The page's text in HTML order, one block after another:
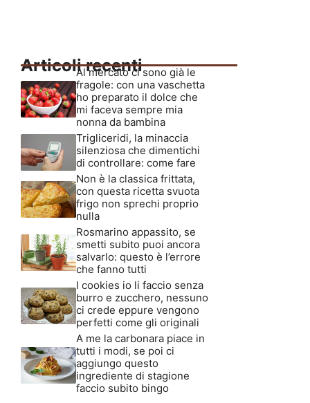
Articoli recenti
Al mercato ci sono già le
fragole: con una vaschetta
ho preparato il dolce che
mi faceva sempre mia
nonna da bambina
Trigliceridi, la minaccia
silenziosa che dimentichi
di controllare: come fare
Non è la classica frittata,
con questa ricetta svuota
frigo non sprechi proprio
nulla
Rosmarino appassito, se
smetti subito puoi ancora
salvarlo: questo è l’errore
che fanno tutti
I cookies io li faccio senza
burro e zucchero, nessuno
ci crede eppure vengono
perfetti come gli originali
A me la carbonara piace in
tutti i modi, se poi ci
aggiungo questo
ingrediente di stagione
faccio subito bingo